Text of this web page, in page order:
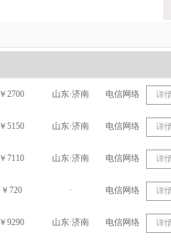
￥2700 山东·济南 电信网络 详
￥5150 山东·济南 电信网络 详
￥7110 山东·济南 电信网络 详
￥720 · 电信网络 详
￥9290 山东·济南 电信网络 详